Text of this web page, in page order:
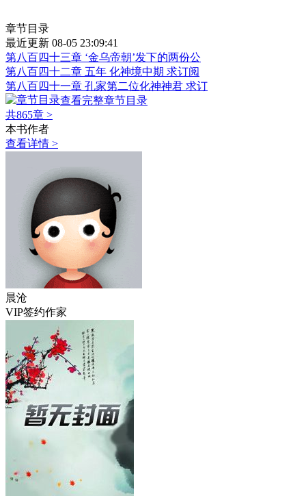
章节目录
最近更新 08-05 23:09:41
第八百四十三章 ‘金乌帝朝’发下的两份公
第八百四十二章 五年 化神境中期 求订阅
第八百四十一章 孔家第二位化神神君 求订
查看完整章节目录
共865章 >
本书作者
查看详情 >
晨沧
VIP签约作家